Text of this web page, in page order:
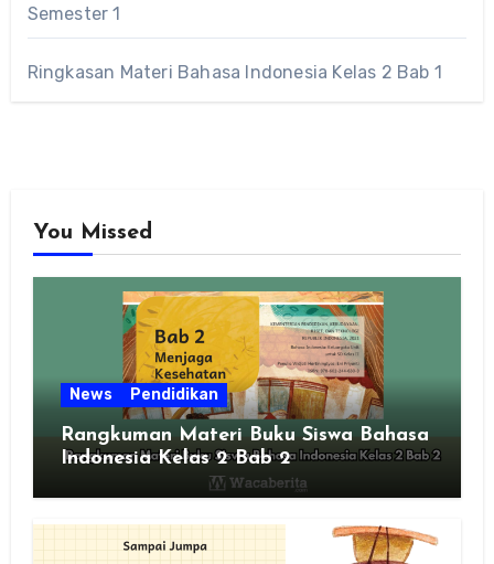
Semester 1
Ringkasan Materi Bahasa Indonesia Kelas 2 Bab 1
You Missed
News Pendidikan
Rangkuman Materi Buku Siswa Bahasa
Indonesia Kelas 2 Bab 2